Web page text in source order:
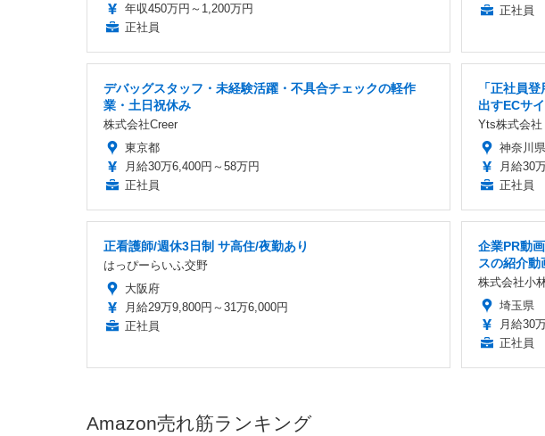
年収450万円～1,200万円
正社員
正社員
デバッグスタッフ・未経験活躍・不具合チェックの軽作
業・土日祝休み
株式会社Creer
東京都
月給30万6,400円～58万円
正社員
「正社員
出すECサ
Yts株式会社
神奈川県
月給30
正社員
正看護師/週休3日制 サ高住/夜勤あり
はっぴーらいふ交野
大阪府
月給29万9,800円～31万6,000円
正社員
企業PR動
スの紹介
株式会社小
埼玉県
月給30
正社員
Amazon売れ筋ランキング